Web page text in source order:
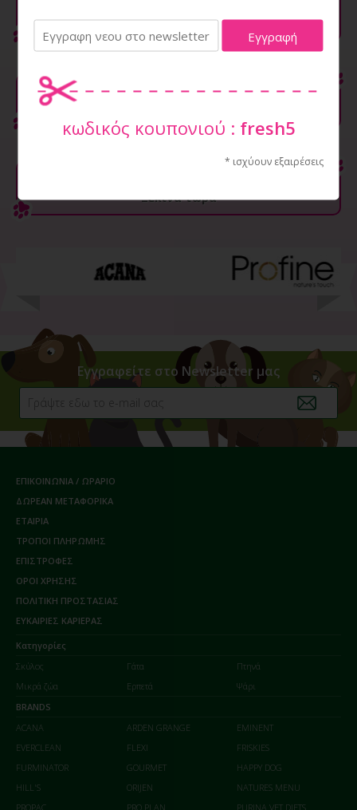
σε4 βήματα
για αγορές
Ξεκίνα τώρα
Εγγραφείτε στο Newsletter μας
ΕΠΙΚΟΙΝΩΝΙΑ / ΩΡΑΡΙΟ
ΔΩΡΕΑΝ ΜΕΤΑΦΟΡΙΚΑ
ΕΤΑΙΡΙΑ
ΤΡΟΠΟΙ ΠΛΗΡΩΜΗΣ
ΕΠΙΣΤΡΟΦΕΣ
ΟΡΟΙ ΧΡΗΣΗΣ
ΠΟΛΙΤΙΚΗ ΠΡΟΣΤΑΣΙΑΣ
ΕΥΚΑΙΡΙΕΣ ΚΑΡΙΕΡΑΣ
Κατηγορίες
Σκύλος
Γάτα
Πτηνά
Μικρά ζώα
Ερπετά
Ψάρι
BRANDS
ACANA
ARDEN GRANGE
EMINENT
EVERCLEAN
FLEXI
FRISKIES
FURMINATOR
GOURMET
HAPPY DOG
HILL'S
ORIJEN
NATURES MENU
PROPAC
PRO PLAN PURINA VET DIETS
κωδικός κουπονιού : fresh5
* ισχύουν εξαιρέσεις